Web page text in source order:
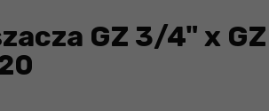
GZ 3/4" x